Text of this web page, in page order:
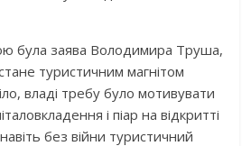
була заява Володимира Труша,
туристичним магнітом
владі требу було мотивувати
і піар на відкритті
без війни туристичний